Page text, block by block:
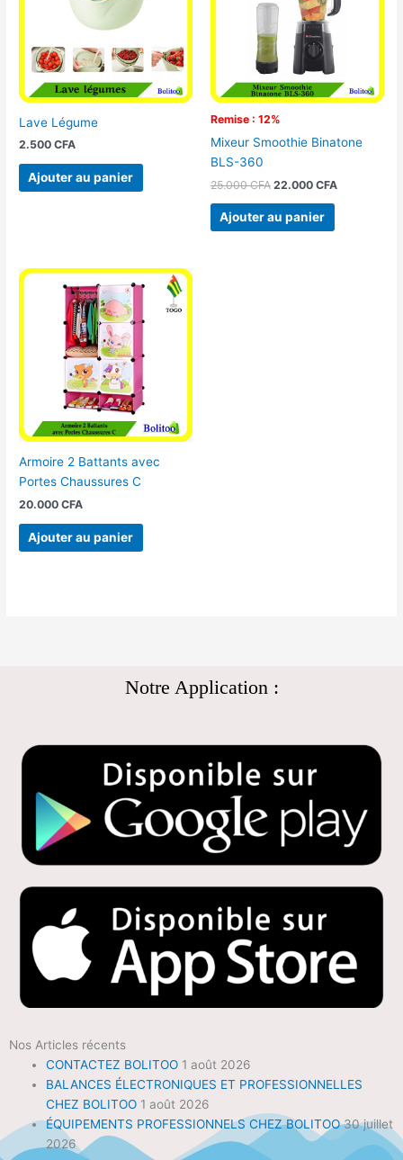
Lave Légume
2.500CFA
Ajouter au panier
Remise : 12%
Mixeur Smoothie Binatone
BLS-360
25.000CFA 22.000 CFA
Ajouter au panier
Armoire 2 Battants avec
Portes Chaussures C
20.000CFA
Ajouter au panier
Notre Application :
Nos Articles récents
CONTACTEZ BOLITOO 1 août 2026
BALANCES ÉLECTRONIQUES ET PROFESSIONNELLES
CHEZ BOLITOO 1 août 2026
ÉQUIPEMENTS PROFESSIONNELS CHEZ BOLITOO 30 juillet
2026